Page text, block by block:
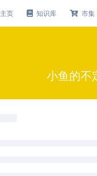
主页 知识库 市集
小鱼的不